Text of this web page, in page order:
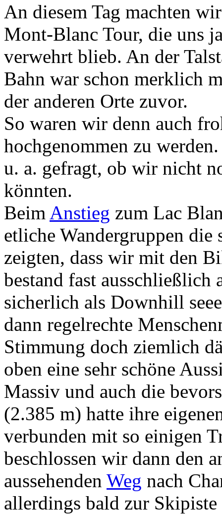
An diesem Tag machten
Mont-Blanc Tour, die uns
verwehrt blieb. An der
Bahn war schon merklich
der anderen Orte zuvor.
So waren wir denn auch
hochgenommen zu
u. a. gefragt, ob wir nicht
könnten.
Beim Anstieg zum Lac
etliche Wandergruppen
zeigten, dass wir mit den
bestand fast ausschließlich
sicherlich als Downhill
dann regelrechte
Stimmung doch ziemlich
oben eine sehr schöne
Massiv und auch die
(2.385 m) hatte ihre
verbunden mit so einigen
beschlossen wir dann den
aussehenden Weg nach
allerdings bald zur